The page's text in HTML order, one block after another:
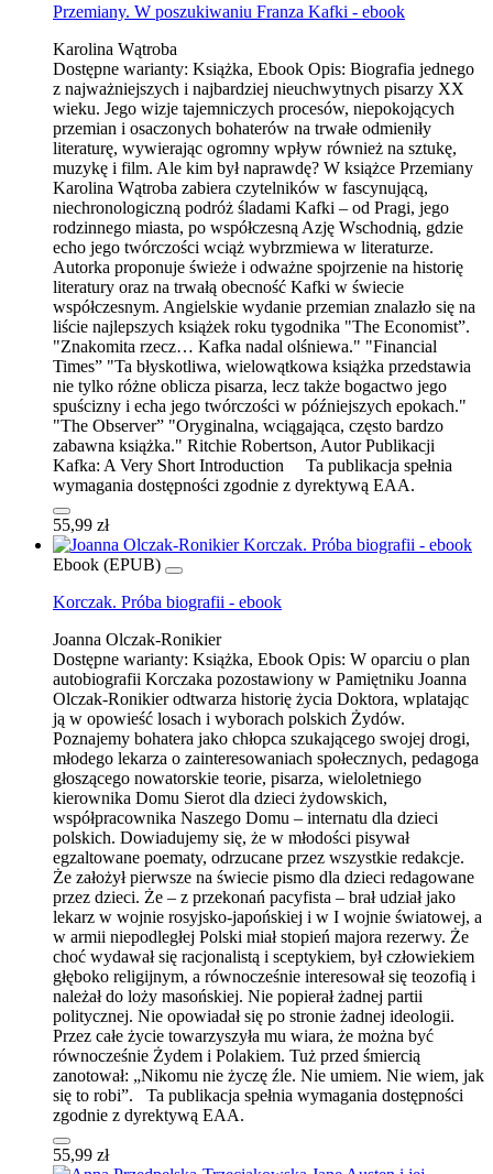
Przemiany. W poszukiwaniu Franza Kafki - ebook
Karolina Wątroba
Dostępne warianty: Książka, Ebook Opis: Biografia jednego
z najważniejszych i najbardziej nieuchwytnych pisarzy XX
wieku. Jego wizje tajemniczych procesów, niepokojących
przemian i osaczonych bohaterów na trwałe odmieniły
literaturę, wywierając ogromny wpływ również na sztukę,
muzykę i film. Ale kim był naprawdę? W książce Przemiany
Karolina Wątroba zabiera czytelników w fascynującą,
niechronologiczną podróż śladami Kafki – od Pragi, jego
rodzinnego miasta, po współczesną Azję Wschodnią, gdzie
echo jego twórczości wciąż wybrzmiewa w literaturze.
Autorka proponuje świeże i odważne spojrzenie na historię
literatury oraz na trwałą obecność Kafki w świecie
współczesnym. Angielskie wydanie przemian znalazło się na
liście najlepszych książek roku tygodnika "The Economist”.
"Znakomita rzecz… Kafka nadal olśniewa." "Financial
Times” "Ta błyskotliwa, wielowątkowa książka przedstawia
nie tylko różne oblicza pisarza, lecz także bogactwo jego
spuścizny i echa jego twórczości w późniejszych epokach."
"The Observer” "Oryginalna, wciągająca, często bardzo
zabawna książka." Ritchie Robertson, Autor Publikacji
Kafka: A Very Short Introduction Ta publikacja spełnia
wymagania dostępności zgodnie z dyrektywą EAA.
55,99 zł
Ebook (EPUB)
Korczak. Próba biografii - ebook
Joanna Olczak-Ronikier
Dostępne warianty: Książka, Ebook Opis: W oparciu o plan
autobiografii Korczaka pozostawiony w Pamiętniku Joanna
Olczak-Ronikier odtwarza historię życia Doktora, wplatając
ją w opowieść losach i wyborach polskich Żydów.
Poznajemy bohatera jako chłopca szukającego swojej drogi,
młodego lekarza o zainteresowaniach społecznych, pedagoga
głoszącego nowatorskie teorie, pisarza, wieloletniego
kierownika Domu Sierot dla dzieci żydowskich,
współpracownika Naszego Domu – internatu dla dzieci
polskich. Dowiadujemy się, że w młodości pisywał
egzaltowane poematy, odrzucane przez wszystkie redakcje.
Że założył pierwsze na świecie pismo dla dzieci redagowane
przez dzieci. Że – z przekonań pacyfista – brał udział jako
lekarz w wojnie rosyjsko-japońskiej i w I wojnie światowej, a
w armii niepodległej Polski miał stopień majora rezerwy. Że
choć wydawał się racjonalistą i sceptykiem, był człowiekiem
głęboko religijnym, a równocześnie interesował się teozofią i
należał do loży masońskiej. Nie popierał żadnej partii
politycznej. Nie opowiadał się po stronie żadnej ideologii.
Przez całe życie towarzyszyła mu wiara, że można być
równocześnie Żydem i Polakiem. Tuż przed śmiercią
zanotował: „Nikomu nie życzę źle. Nie umiem. Nie wiem, jak
się to robi”. Ta publikacja spełnia wymagania dostępności
zgodnie z dyrektywą EAA.
55,99 zł